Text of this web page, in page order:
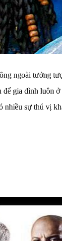
ngoài tưởng
gia dình luôn
sự thú vị